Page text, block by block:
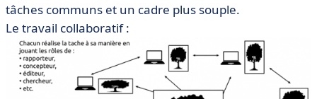
tâches communs et un cadre plus souple.
Le travail collaboratif :